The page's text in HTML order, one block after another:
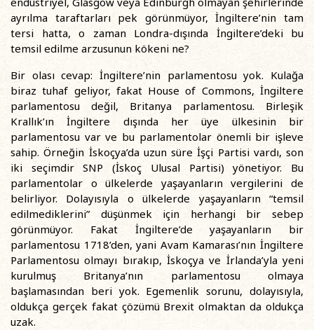
ayrılma taraftarları pek görünmüyor, İngiltere’nin tam
tersi hatta, o zaman Londra-dışında İngiltere’deki bu
temsil edilme arzusunun kökeni ne?
Bir olası cevap: İngiltere’nin parlamentosu yok. Kulağa
biraz tuhaf geliyor, fakat House of Commons, İngiltere
parlamentosu değil, Britanya parlamentosu. Birleşik
Krallık’ın İngiltere dışında her üye ülkesinin bir
parlamentosu var ve bu parlamentolar önemli bir işleve
sahip. Örneğin İskoçya’da uzun süre İşçi Partisi vardı, son
iki seçimdir SNP (İskoç Ulusal Partisi) yönetiyor. Bu
parlamentolar o ülkelerde yaşayanların vergilerini de
belirliyor. Dolayısıyla o ülkelerde yaşayanların “temsil
edilmediklerini” düşünmek için herhangi bir sebep
görünmüyor. Fakat İngiltere’de yaşayanların bir
parlamentosu 1718’den, yani Avam Kamarası’nın İngiltere
Parlamentosu olmayı bırakıp, İskoçya ve İrlanda’yla yeni
kurulmuş Britanya’nın parlamentosu olmaya
başlamasından beri yok. Egemenlik sorunu, dolayısıyla,
oldukça gerçek fakat çözümü Brexit olmaktan da oldukça
uzak.